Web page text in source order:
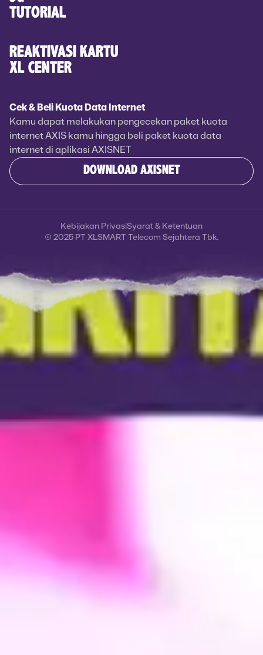
TUTORIAL
REAKTIVASI KARTU
XL CENTER
Cek & Beli Kuota Data Internet
Kamu dapat melakukan pengecekan paket kuota
internet AXIS kamu hingga beli paket kuota data
internet di aplikasi AXISNET
DOWNLOAD AXISNET
© 2025 PT XLSMART Telecom Sejahtera Tbk.
Kebijakan PrivasiSyarat & Ketentuan